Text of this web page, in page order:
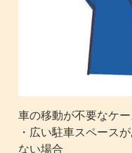
車の移動が不要なケー
・広い駐車スペース
ない場合